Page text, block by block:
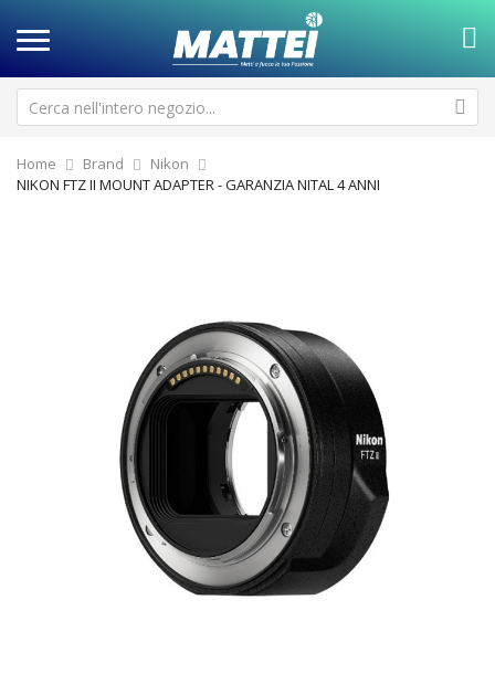
Home Brand
Nikon
NIKON FTZ II MOUNT ADAPTER - GARANZIA NITAL 4 ANNI